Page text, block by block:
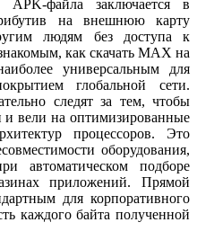
APK-файла заключается в
на внешнюю карту
людям без доступа к
как скачать MAX на
универсальным для
глобальной сети.
следят за тем, чтобы
и вели на оптимизированные
процессоров. Это
оборудования,
автоматическом подборе
приложений. Прямой
для корпоративного
каждого байта полученной